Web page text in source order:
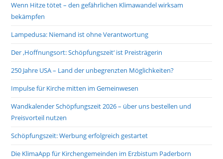
Wenn Hitze tötet – den gefährlichen Klimawandel wirksam
bekämpfen
Lampedusa: Niemand ist ohne Verantwortung
Der ‚Hoffnungsort: Schöpfungszeit‘ ist Preisträgerin
250 Jahre USA – Land der unbegrenzten Möglichkeiten?
Impulse für Kirche mitten im Gemeinwesen
Wandkalender Schöpfungszeit 2026 – über uns bestellen und
Preisvorteil nutzen
Schöpfungszeit: Werbung erfolgreich gestartet
Die KlimaApp für Kirchengemeinden im Erzbistum Paderborn